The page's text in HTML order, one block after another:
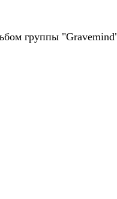
группы